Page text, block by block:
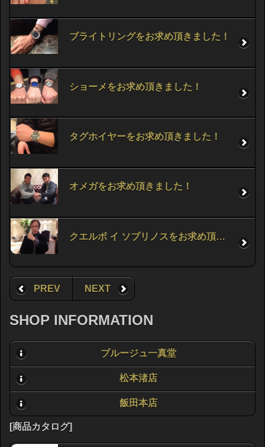
ブライトリングをお求め頂きました！
ショーメをお求め頂きました！
タグホイヤーをお求め頂きました！
オメガをお求め頂きました！
クエルボ イ ソブリノスをお求め頂きました！
PREV NEXT
SHOP INFORMATION
ブルージュ一真堂
松本渚店
飯田本店
[商品カタログ]